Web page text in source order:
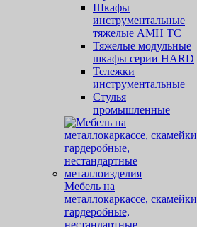
Шкафы
инструментальные
тяжелые AMH TC
Тяжелые модульные
шкафы серии HARD
Тележки
инструментальные
Стулья
промышленные
Мебель на
металлокаркассе, скамейки
гардеробные,
нестандартные